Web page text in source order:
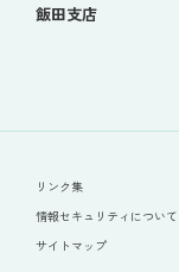
飯田支店
リンク集
情報セキュリティについて
サイトマップ